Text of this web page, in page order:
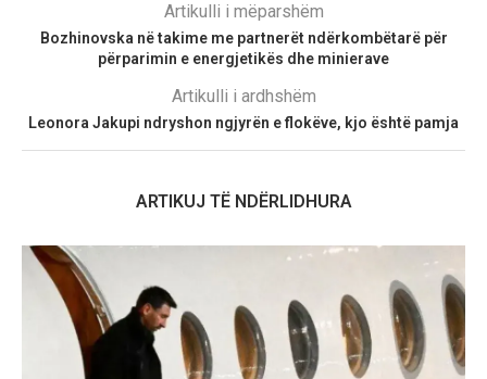
Artikulli i mëparshëm
Bozhinovska në takime me partnerët ndërkombëtarë për
përparimin e energjetikës dhe minierave
Artikulli i ardhshëm
Leonora Jakupi ndryshon ngjyrën e flokëve, kjo është pamja
ARTIKUJ TË NDËRLIDHURA